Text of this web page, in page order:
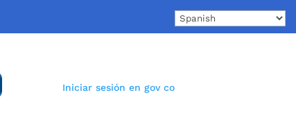
Iniciar sesión en gov co